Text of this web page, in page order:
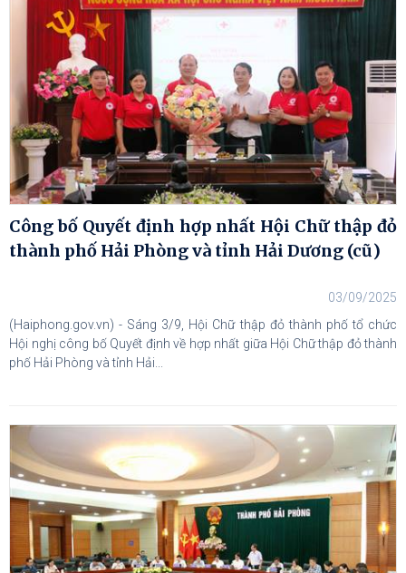
Công bố Quyết định hợp nhất Hội Chữ thập đỏ
thành phố Hải Phòng và tỉnh Hải Dương (cũ)
03/09/2025
(Haiphong.gov.vn) - Sáng 3/9, Hội Chữ thập đỏ thành phố tổ chức
Hội nghị công bố Quyết định về hợp nhất giữa Hội Chữ thập đỏ thành
phố Hải Phòng và tỉnh Hải...